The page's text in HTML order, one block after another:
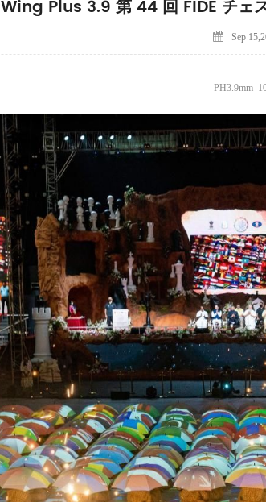
Wing Plus 3.9 第 44 回 FIDE チェ
Sep
PH3.9mm